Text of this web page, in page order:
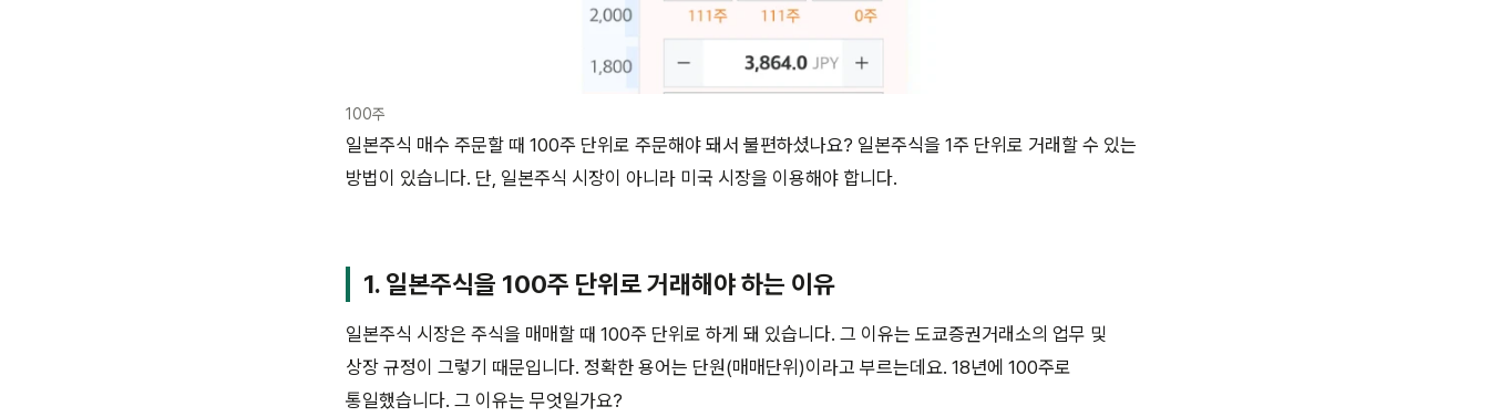
100주
일본주식 매수 주문할 때 100주 단위로 주문해야 돼서 불편하셨나요? 일본주식을 1주 단위로 거래할 수 있는
방법이 있습니다. 단, 일본주식 시장이 아니라 미국 시장을 이용해야 합니다.
1. 일본주식을 100주 단위로 거래해야 하는 이유
일본주식 시장은 주식을 매매할 때 100주 단위로 하게 돼 있습니다. 그 이유는 도쿄증권거래소의 업무 및
상장 규정이 그렇기 때문입니다. 정확한 용어는 단원(매매단위)이라고 부르는데요. 18년에 100주로
통일했습니다. 그 이유는 무엇일가요?